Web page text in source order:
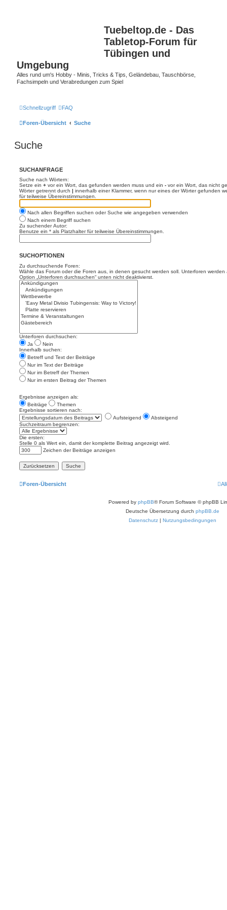
Tuebeltop.de - Das
Tabletop-Forum für
Tübingen und
Umgebung
Alles rund um's Hobby - Minis, Tricks & Tips, Geländebau, Tauschbörse,
Fachsimpeln und Verabredungen zum Spiel
Schnellzugriff FAQ
Foren-Übersicht Suche
Suche
SUCHANFRAGE
Suche nach Wörtern:
Setze ein + vor ein Wort, das gefunden werden muss und ein - vor ein Wort, das nicht
Wörter getrennt durch | innerhalb einer Klammer, wenn nur eines der Wörter gefunden
für teilweise Übereinstimmungen.
Nach allen Begriffen suchen oder Suche wie angegeben verwenden
Nach einem Begriff suchen
Zu suchender Autor:
Benutze ein * als Platzhalter für teilweise Übereinstimmungen.
SUCHOPTIONEN
Zu durchsuchende Foren:
Wähle das Forum oder die Foren aus, in denen gesucht werden soll. Unterforen
Option „Unterforen durchsuchen“ unten nicht deaktivierst.
Unterforen durchsuchen:
Ja
Nein
Innerhalb suchen:
Betreff und Text der Beiträge
Nur im Text der Beiträge
Nur im Betreff der Themen
Nur im ersten Beitrag der Themen
Ergebnisse anzeigen als:
Beiträge
Themen
Ergebnisse sortieren nach:
Aufsteigend
Absteigend
Suchzeitraum begrenzen:
Die ersten:
Stelle 0 als Wert ein, damit der komplette Beitrag angezeigt wird.
Zeichen der Beiträge anzeigen
Foren-Übersicht
Powered by phpBB® Forum Software © phpBB
Deutsche Übersetzung durch phpBB.de
Datenschutz | Nutzungsbedingungen